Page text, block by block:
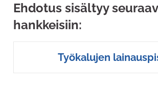
Ehdotus sisältyy
hankkeisiin:
Työkalujen